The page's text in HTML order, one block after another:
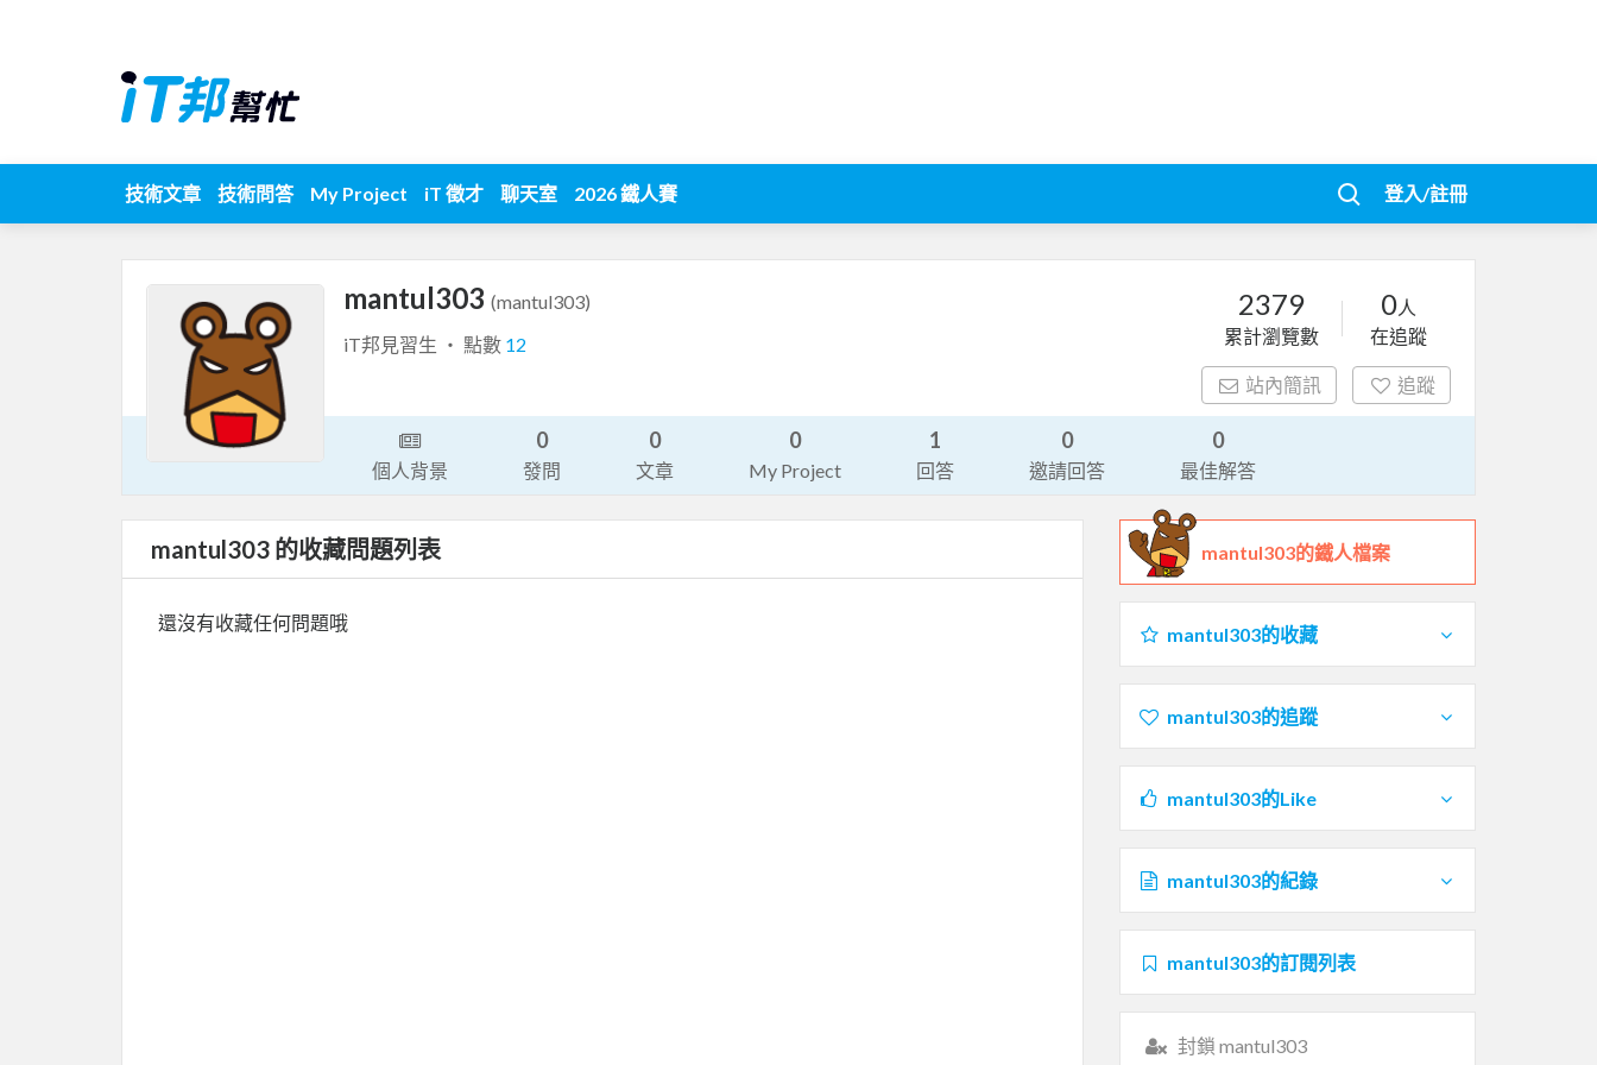
技術文章 技術問答 My Project iT 徵才 聊天室 2026 鐵人賽 登入/註冊
mantul303 (mantul303)
iT邦見習生 ‧ 點數 12
2379
累計瀏覽數
0人
在追蹤
站內簡訊 追蹤
個人背景
0
發問
0
文章
0
My Project
1
回答
0
邀請回答
0
最佳解答
mantul303 的收藏問題列表
還沒有收藏任何問題哦
mantul303的鐵人檔案
mantul303的收藏
mantul303的追蹤
mantul303的Like
mantul303的紀錄
mantul303的訂閱列表
封鎖 mantul303